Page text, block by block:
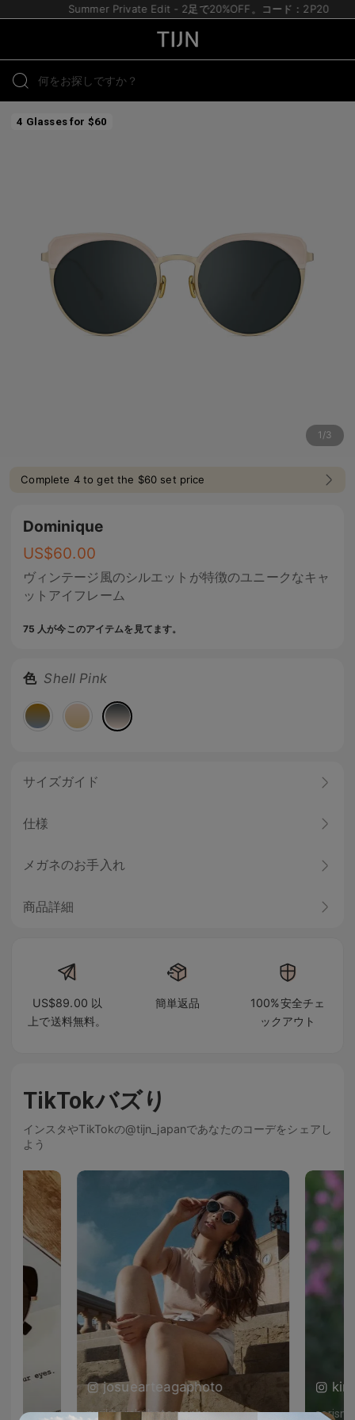
Summer Private Edit - 2足で20%OFF。コード：2P20
4 Glasses for $60
1 /3
Complete 4 to get the $60 set price
Dominique
US$60.00
ヴィンテージ風のシルエットが特徴のユニークなキャ
ットアイフレーム
75 人が今このアイテムを見てます。
色 Shell Pink
サイズガイド
仕様
メガネのお手入れ
商品詳細
US$89.00 以
上で送料無料。
簡単返品
100%安全チェ
ックアウト
TikTokバズり
インスタやTikTokの@tijn_japanであなたのコーデをシェアし
よう
josuearteagaphoto
nurikharahphotography